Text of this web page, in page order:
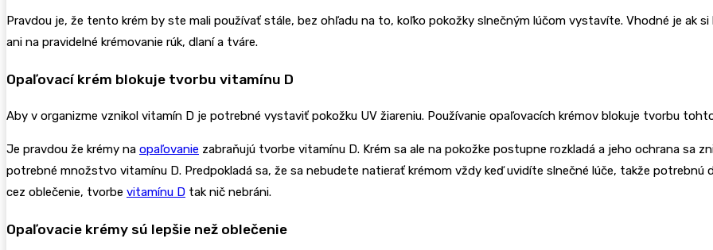
Pravdou je, že tento krém by ste mali používať stále, bez ohľadu na to, koľko pokožky slnečným lúčom vystavíte. Vhodné je ak
ani na pravidelné krémovanie rúk, dlaní a tváre.
Opaľovací krém blokuje tvorbu vitamínu D
Aby v organizme vznikol vitamín D je potrebné vystaviť pokožku UV žiareniu. Používanie opaľovacích krémov blokuje tvorbu
Je pravdou že krémy na opaľovanie zabraňujú tvorbe vitamínu D. Krém sa ale na pokožke postupne rozkladá a jeho ochrana sa
potrebné množstvo vitamínu D. Predpokladá sa, že sa nebudete natierať krémom vždy keď uvidíte slnečné lúče, takže potrebnú
cez oblečenie, tvorbe vitamínu D tak nič nebráni.
Opaľovacie krémy sú lepšie než oblečenie